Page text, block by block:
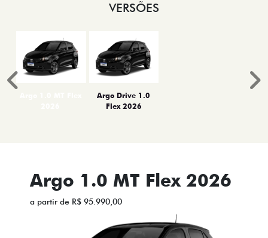
VERSÕES
Argo Drive 1.0
Flex 2026
Anterior
Argo 1.0 MT Flex 2026
a partir de R$ 95.990,00